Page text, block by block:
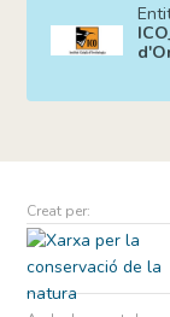
Creat per: